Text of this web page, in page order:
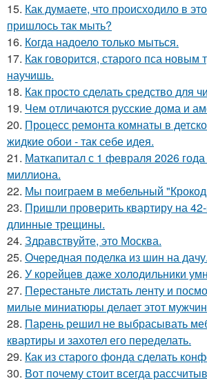
15. Как думаете, что происходило в
пришлось так мыть?
16. Когда надоело только мыться.
17. Как говорится, старого пса новым
научишь.
18. Как просто сделать средство для
19. Чем отличаются русские дома и
20. Процесс ремонта комнаты в
жидкие обои - так себе идея.
21. Маткапитал с 1 февраля 2026
миллиона.
22. Мы поиграем в мебельный
23. Пришли проверить квартиру на
длинные трещины.
24. Здравствуйте, это Москва.
25. Очередная поделка из шин на дачу.
26. У корейцев даже холодильники
27. Перестаньте листать ленту и
милые миниатюры делает этот
28. Парень решил не выбрасывать
квартиры и захотел его переделать.
29. Как из старого фонда сделать
30. Вот почему стоит всегда